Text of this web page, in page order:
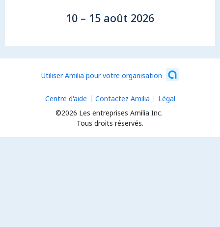
10 – 15 août 2026
Utiliser Amilia pour votre organisation
©2026 Les entreprises Amilia Inc.
Tous droits réservés.
Centre d'aide Contactez Amilia Légal